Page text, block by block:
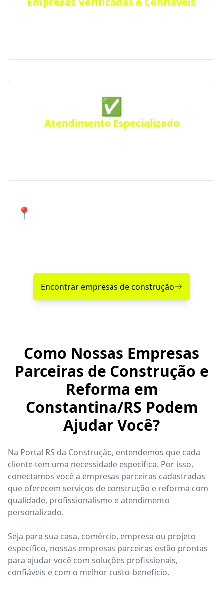
✅
Atendimento Especializado
📍 Atendimento de qualidade em
Encontrar empresas de construção
Como Nossas Empresas
Parceiras de Construção e
Reforma em
Constantina/RS Podem
Ajudar Você?
Na Portal RS da Construção, entendemos que cada
cliente tem uma necessidade específica. Por isso,
conectamos você a empresas parceiras cadastradas
que oferecem serviços de construção e reforma com
qualidade, profissionalismo e atendimento
personalizado.
Seja para sua casa, comércio, empresa ou projeto
específico, nossas empresas parceiras estão prontas
para ajudar você com soluções profissionais,
confiáveis e com o melhor custo-benefício.